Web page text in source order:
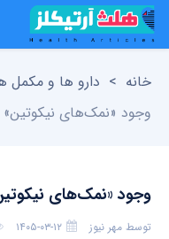
خانه > دارو ها و مکمل
وجود «نمک‌های نیکوتین»
وجود «نمک‌های
توسط مهر نیوز ۱۴۰۵-۰۳-۱۲